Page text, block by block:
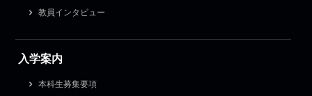
教員インタビュー
入学案内
本科生募集要項